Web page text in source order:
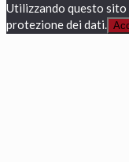
Utilizzando questo
protezione dei dati.